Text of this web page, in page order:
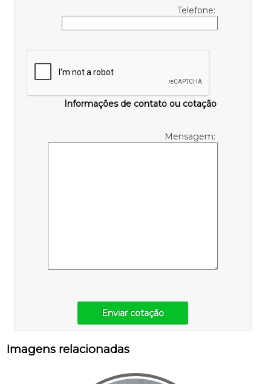
Telefone:
Informações de contato ou cotação
Mensagem:
Enviar cotação
Imagens relacionadas